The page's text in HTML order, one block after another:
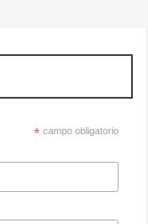
*campo obligatorio